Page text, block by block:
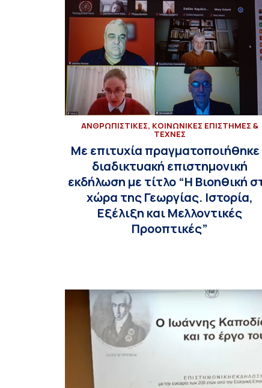
ΑΝΘΡΩΠΙΣΤΙΚΕΣ, ΚΟΙΝΩΝΙΚΕΣ ΕΠΙΣΤΗΜΕΣ &
ΤΕΧΝΕΣ
Με επιτυχία πραγματοποιήθηκε
διαδικτυακή επιστημονική
εκδήλωση με τίτλο “Η Βιοηθική
χώρα της Γεωργίας. Ιστορία,
Εξέλιξη και Μελλοντικές
Προοπτικές”